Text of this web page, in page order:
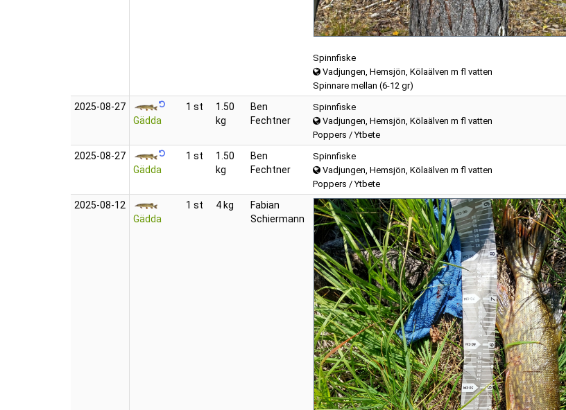
Spinnfiske
Vadjungen, Hemsjön, Kölaälven m fl vatten
Spinnare mellan (6-12 gr)
2025‑08‑27
Gädda
1 st
1.50
kg
Ben
Fechtner
Spinnfiske
Vadjungen, Hemsjön, Kölaälven m fl vatten
Poppers / Ytbete
2025‑08‑27
Gädda
1 st
1.50
kg
Ben
Fechtner
Spinnfiske
Vadjungen, Hemsjön, Kölaälven m fl vatten
Poppers / Ytbete
2025‑08‑12
Gädda
1 st 4 kg
Fabian
Schiermann